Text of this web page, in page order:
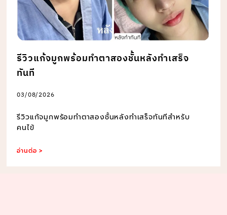
รีวิวแก้จมูกพร้อมทำตาสองชั้นหลังทำเสร็จ
ทันที
03/08/2026
รีวิวแก้จมูกพร้อมทำตาสองชั้นหลังทำเสร็จทันทีสำหรับ
คนไข้
อ่านต่อ >